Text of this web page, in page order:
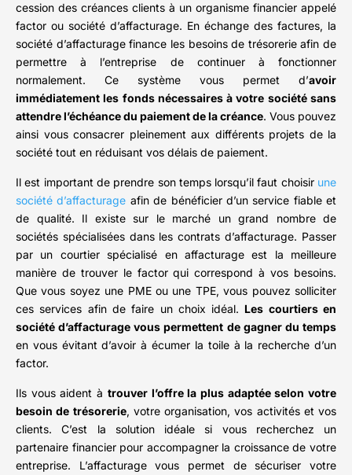
cession des créances clients à un organisme financier appelé
factor ou société d’affacturage. En échange des factures, la
société d’affacturage finance les besoins de trésorerie afin de
permettre à l’entreprise de continuer à fonctionner
normalement. Ce système vous permet d’avoir
immédiatement les fonds nécessaires à votre société sans
attendre l’échéance du paiement de la créance. Vous pouvez
ainsi vous consacrer pleinement aux différents projets de la
société tout en réduisant vos délais de paiement.
Il est important de prendre son temps lorsqu’il faut choisir une
société d’affacturage afin de bénéficier d’un service fiable et
de qualité. Il existe sur le marché un grand nombre de
sociétés spécialisées dans les contrats d’affacturage. Passer
par un courtier spécialisé en affacturage est la meilleure
manière de trouver le factor qui correspond à vos besoins.
Que vous soyez une PME ou une TPE, vous pouvez solliciter
ces services afin de faire un choix idéal. Les courtiers en
société d’affacturage vous permettent de gagner du temps
en vous évitant d’avoir à écumer la toile à la recherche d’un
factor.
Ils vous aident à trouver l’offre la plus adaptée selon votre
besoin de trésorerie, votre organisation, vos activités et vos
clients. C’est la solution idéale si vous recherchez un
partenaire financier pour accompagner la croissance de votre
entreprise. L’affacturage vous permet de sécuriser votre